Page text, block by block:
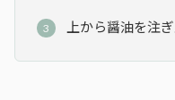
上から醤油を注